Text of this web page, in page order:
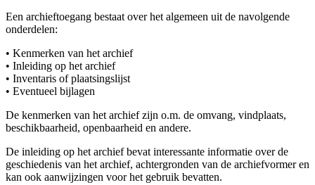
Een archieftoegang bestaat over het algemeen uit de navolgende
onderdelen:
• Kenmerken van het archief
• Inleiding op het archief
• Inventaris of plaatsingslijst
• Eventueel bijlagen
De kenmerken van het archief zijn o.m. de omvang, vindplaats,
beschikbaarheid, openbaarheid en andere.
De inleiding op het archief bevat interessante informatie over de
geschiedenis van het archief, achtergronden van de archiefvormer en
kan ook aanwijzingen voor het gebruik bevatten.